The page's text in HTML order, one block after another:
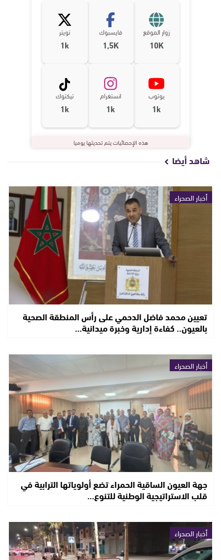
زوار الموقع
10K
فايسبوك
1,5K
تويتر
1k
يوتوب
1k
انستغرام
1k
تيكتوك
1k
هذه الإحصائيات يتم تحديثها يوميا
شاهد أيضا
أخبار الصحراء
تعيين محمد فاضل الدحمي على رأس المنطقة الصحية
بالعيون.. كفاءة إدارية وخبرة ميدانية…
أخبار الصحراء
جهة العيون الساقية الحمراء تضع أولوياتها الترابية في
قلب الاستراتيجية الوطنية للتنوع…
أخبار الصحراء